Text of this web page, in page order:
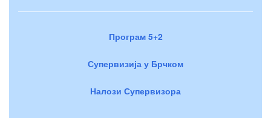
Програм 5+2
Супервизија у Брчком
Налози Супервизора